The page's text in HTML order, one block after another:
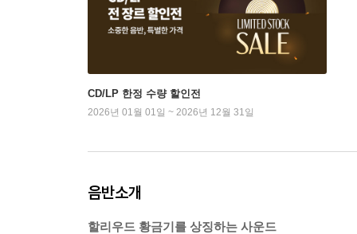
CD/LP 한정 수량 할인전
2026년 01월 01일 ~ 2026년 12월 31일
음반소개
할리우드 황금기를 상징하는 사운드